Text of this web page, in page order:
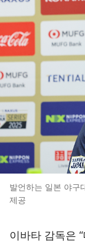
발언하는 일본 야구
제공
이바타 감독은